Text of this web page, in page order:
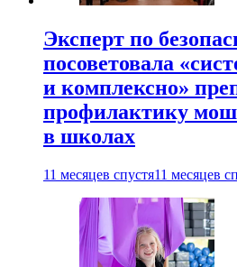
Эксперт по
посоветовала
и комплексно»
профилактику
в школах
11 месяцев спустя11 месяцев